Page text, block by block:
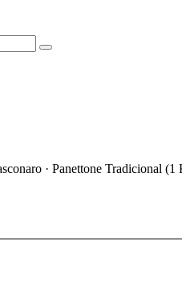
· Panettone Tradicional